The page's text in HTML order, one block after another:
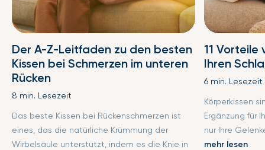
Der A-Z-Leitfaden zu den besten
Kissen bei Schmerzen im unteren
Rücken
8 min. Lesezeit
Das beste Kissen bei Rückenschmerzen ist
eines, das die natürliche Krümmung der
Wirbelsäule unterstützt, indem es die Knie in
11 Vorteile
Ihren
6 min. Lesezeit
Körperkissen
Ergänzung für
nur Ihre
mehr lesen